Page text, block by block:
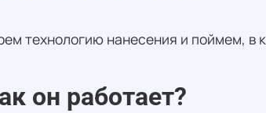
технологию нанесения и поймем, в
он работает?